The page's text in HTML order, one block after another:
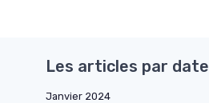
Les articles par date
Janvier 2024